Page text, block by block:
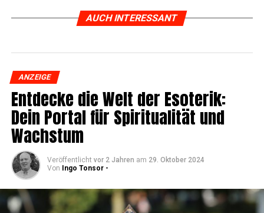
AUCH INTERESSANT
ANZEIGE
Ent­de­cke die Welt der Eso­te­rik:
Dein Por­tal für Spi­ri­tua­li­tät und
Wachstum
Veröffentlicht vor 2 Jahren am 29. Oktober 2024
Von
Ingo Tonsor -